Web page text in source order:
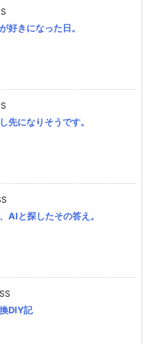
好きになった日。
先になりそうです。
AIと探したその答え。
DIY記